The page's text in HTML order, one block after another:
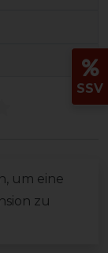
um eine
zu
SSV